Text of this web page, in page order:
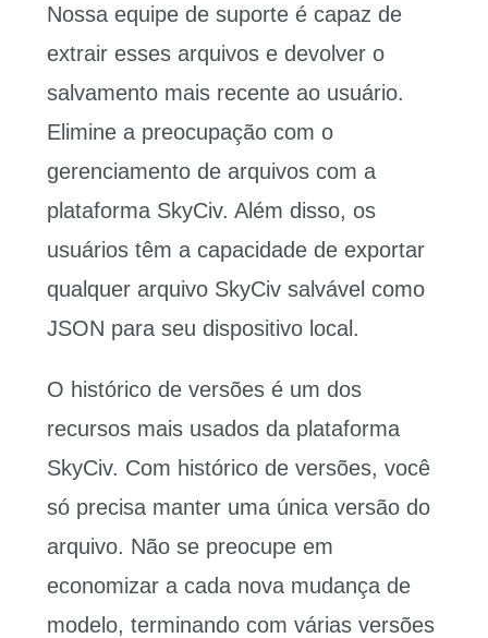
Nossa equipe de suporte é capaz de
extrair esses arquivos e devolver o
salvamento mais recente ao usuário.
Elimine a preocupação com o
gerenciamento de arquivos com a
plataforma SkyCiv. Além disso, os
usuários têm a capacidade de exportar
qualquer arquivo SkyCiv salvável como
JSON para seu dispositivo local.
O histórico de versões é um dos
recursos mais usados ​​da plataforma
SkyCiv. Com histórico de versões, você
só precisa manter uma única versão do
arquivo. Não se preocupe em
economizar a cada nova mudança de
modelo, terminando com várias versões